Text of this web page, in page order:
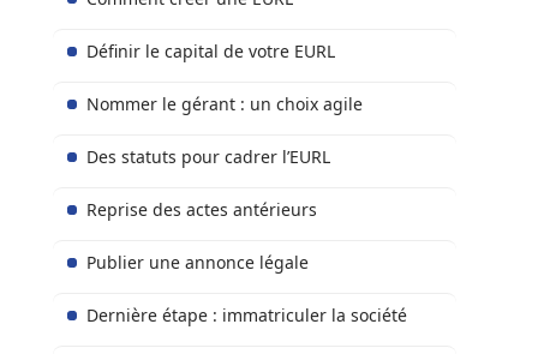
Définir le capital de votre EURL
Nommer le gérant : un choix agile
Des statuts pour cadrer l’EURL
Reprise des actes antérieurs
Publier une annonce légale
Dernière étape : immatriculer la société